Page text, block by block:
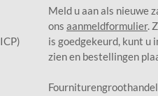
Meld u aan als nieuwe
ons aanmeldformulier.
is goedgekeurd, kunt u
zien en bestellingen